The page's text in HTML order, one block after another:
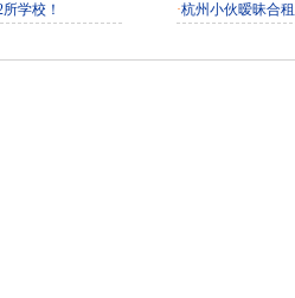
学校！
·杭州小伙暧昧合